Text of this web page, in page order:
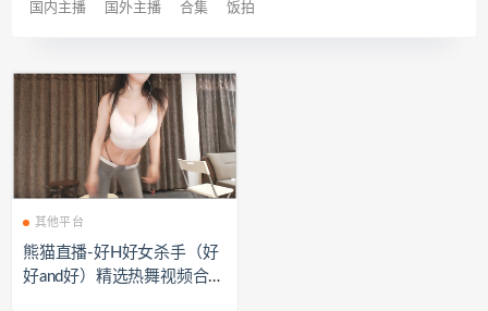
国内主播 国外主播 合集 饭拍
其他平台
熊猫直播-好H好女杀手（好
好and好）精选热舞视频合集